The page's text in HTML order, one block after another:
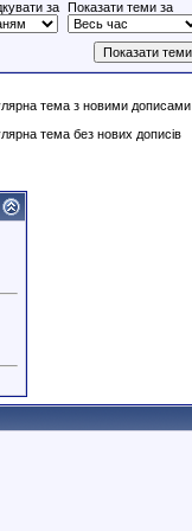
за Показати теми за
тема з новими дописами
тема без нових дописів